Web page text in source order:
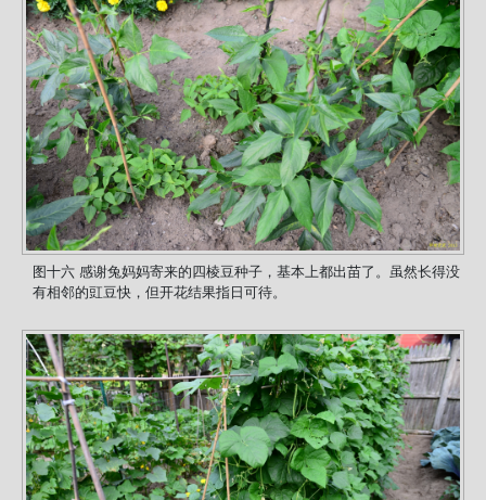
图十六 感谢兔妈妈寄来的四棱豆种子，基本上都出苗了。虽然长得没
有相邻的豇豆快，但开花结果指日可待。